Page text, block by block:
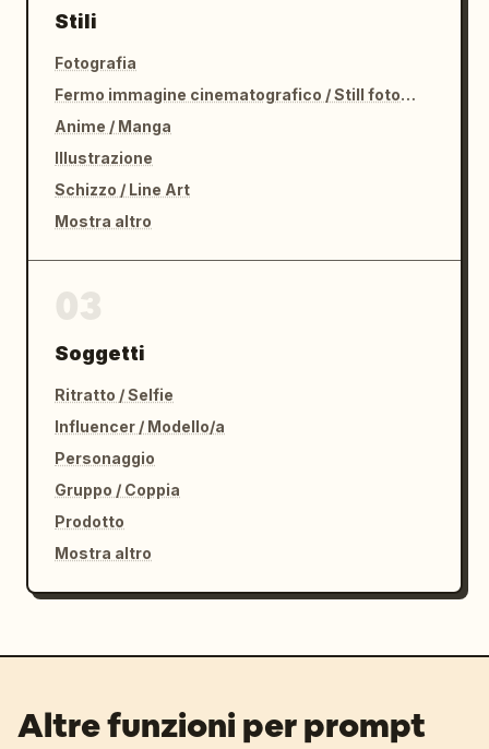
Stili
Fotografia
Fermo immagine cinematografico / Still fotografico
Anime / Manga
Illustrazione
Schizzo / Line Art
Mostra altro
Soggetti
Ritratto / Selfie
Influencer / Modello/a
Personaggio
Gruppo / Coppia
Prodotto
Mostra altro
Altre funzioni per prompt